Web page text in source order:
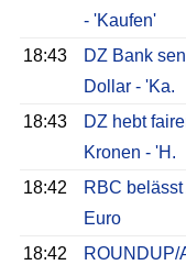
- 'Kaufen'
18:43
DZ Bank
Dollar - 'Ka.
18:43
DZ hebt
Kronen - 'H.
18:42
RBC
Euro
18:42
ROUNDUP/